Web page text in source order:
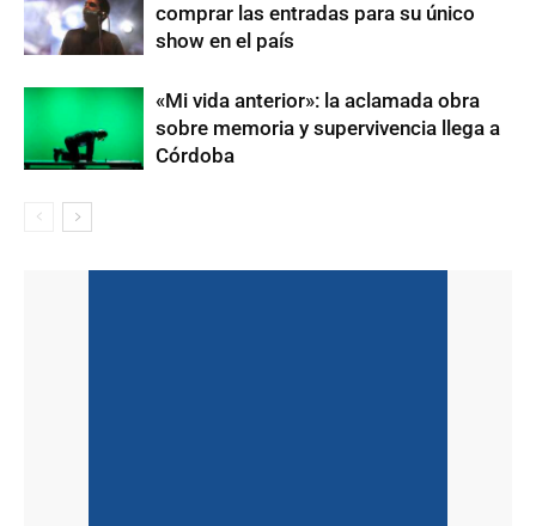
comprar las entradas para su único
show en el país
«Mi vida anterior»: la aclamada obra
sobre memoria y supervivencia llega a
Córdoba